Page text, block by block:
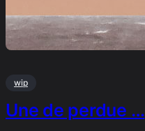
wip
Une de perdue …